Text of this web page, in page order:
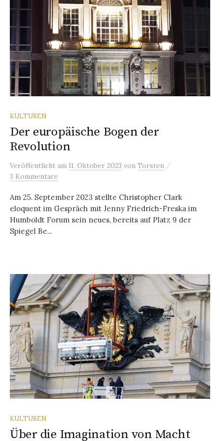
KULTUREN
Der europäische Bogen der
Revolution
Veröffentlicht am 11. Oktober 2023 von Torsten /
3 Kommentare
Am 25. September 2023 stellte Christopher Clark
eloquent im Gespräch mit Jenny Friedrich-Freska im
Humboldt Forum sein neues, bereits auf Platz 9 der
Spiegel Be...
KULTUREN
Über die Imagination von Macht